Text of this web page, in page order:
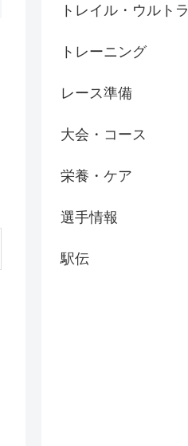
トレイル・ウルトラ
トレーニング
レース準備
大会・コース
栄養・ケア
選手情報
駅伝